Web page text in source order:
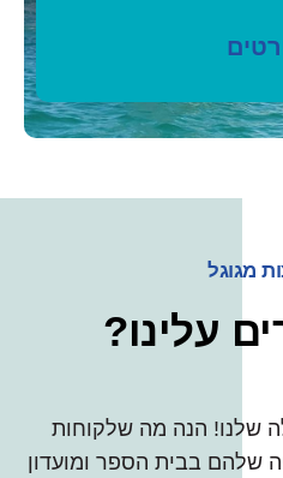
מגוגל
עלינו?
שלנו! הנה מה שלקוחות
שלהם בבית הספר ומועדון